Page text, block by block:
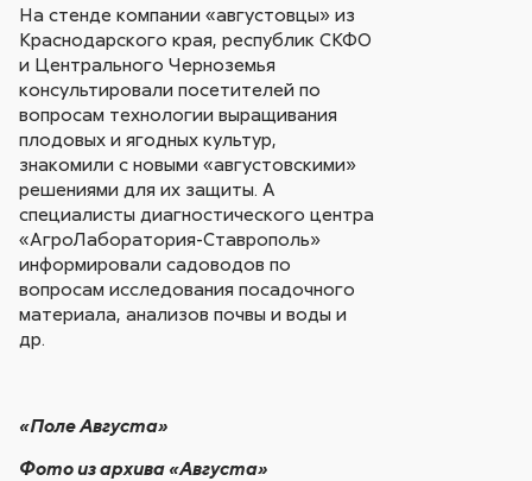
На стенде компании «августовцы» из
Краснодарского края, республик СКФО
и Центрального Черноземья
консультировали посетителей по
вопросам технологии выращивания
плодовых и ягодных культур,
знакомили с новыми «августовскими»
решениями для их защиты. А
специалисты диагностического центра
«АгроЛаборатория-Ставрополь»
информировали садоводов по
вопросам исследования посадочного
материала, анализов почвы и воды и
др.
«Поле Августа»
Фото из архива «Августа»